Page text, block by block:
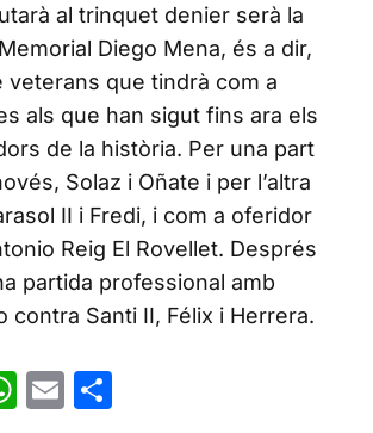
al trinquet denier serà la
Diego Mena, és a dir,
veterans que tindrà com a
als que han sigut fins ara els
de la història. Per una part
Solaz i Oñate i per l’altra
II i Fredi, i com a oferidor
Reig El Rovellet. Després
partida professional amb
contra Santi II, Félix i Herrera.
WhatsApp
Email